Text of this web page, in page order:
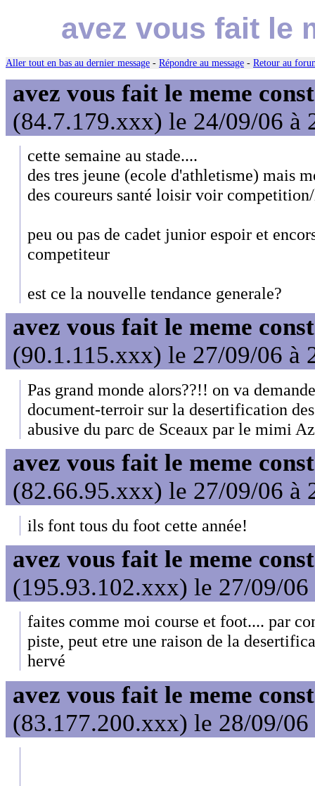
avez vous fait le
Aller tout en bas au dernier message - Répondre au message - Retour au
avez vous fait le meme
(84.7.179.xxx) le 24/09/06 à
cette semaine au stade....
des tres jeune (ecole d'athletisme) mais
des coureurs santé loisir voir
peu ou pas de cadet junior espoir et
competiteur
est ce la nouvelle tendance generale?
avez vous fait le meme
(90.1.115.xxx) le 27/09/06 à
Pas grand monde alors??!! on va
document-terroir sur la desertification
abusive du parc de Sceaux par le mimi
avez vous fait le meme
(82.66.95.xxx) le 27/09/06 à
ils font tous du foot cette année!
avez vous fait le meme
(195.93.102.xxx) le 27/09/06
faites comme moi course et foot.... par
piste, peut etre une raison de la
hervé
avez vous fait le meme
(83.177.200.xxx) le 28/09/06